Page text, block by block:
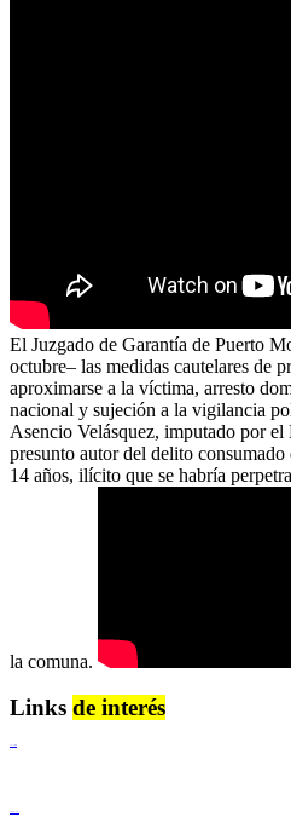
El Juzgado de Garantía de Puerto
octubre– las medidas cautelares de
aproximarse a la víctima, arresto
nacional y sujeción a la vigilancia
Asencio Velásquez, imputado por
presunto autor del delito
14 años, ilícito que se habría
la comuna.
Links de interés